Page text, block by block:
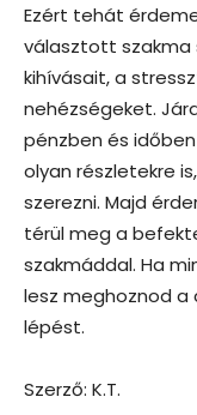
Ezért tehát
választott szakma
kihívásait, a
nehézségeket.
pénzben és
olyan részletekre
szerezni. Majd
térül meg a
szakmáddal. Ha
lesz meghoznod
lépést.
Szerző: K.T.